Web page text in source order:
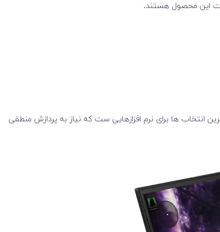
این محصول هستند.
انتخاب ها برای نرم افزازهایی ست که نیاز به پردازش منطقی